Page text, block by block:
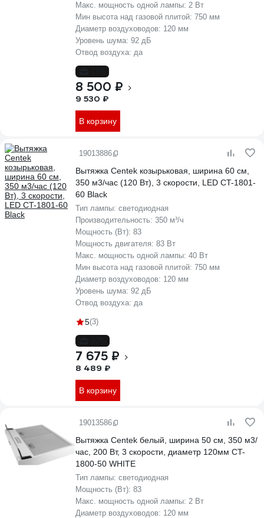
Макс. мощность одной лампы: 2 Вт
Мин высота над газовой плитой: 750 мм
Диаметр воздуховодов: 120 мм
Уровень шума: 92 дБ
Отвод воздуха: да
8 500 ₽
9 530 ₽
В корзину
19013886
Вытяжка Centek козырьковая, ширина 60 см,
350 м3/час (120 Вт), 3 скорости, LED CT-1801-
60 Black
Тип лампы: светодиодная
Производительность: 350 м³/ч
Мощность (Вт): 83
Мощность двигателя: 83 Вт
Макс. мощность одной лампы: 40 Вт
Мин высота над газовой плитой: 750 мм
Диаметр воздуховодов: 120 мм
Уровень шума: 92 дБ
Отвод воздуха: да
5(3)
7 675 ₽
8 489 ₽
В корзину
19013586
Вытяжка Centek белый, ширина 50 см, 350 м3/
час, 200 Вт, 3 скорости, диаметр 120мм CT-
1800-50 WHITE
Тип лампы: светодиодная
Мощность (Вт): 83
Макс. мощность одной лампы: 2 Вт
Диаметр воздуховодов: 120 мм